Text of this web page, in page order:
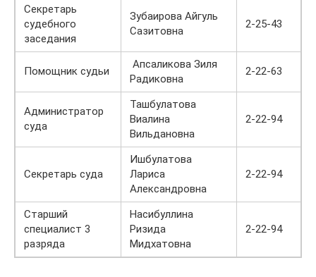
Секретарь
судебного
заседания
Зубаирова Айгуль
Сазитовна
2-25-43
Помощник судьи
Апсаликова Зиля
Радиковна
2-22-63
Администратор
суда
Ташбулатова
Виалина
Вильдановна
2-22-94
Секретарь суда
Ишбулатова
Лариса
Александровна
2-22-94
Старший
специалист 3
разряда
Насибуллина
Ризида
Мидхатовна
2-22-94